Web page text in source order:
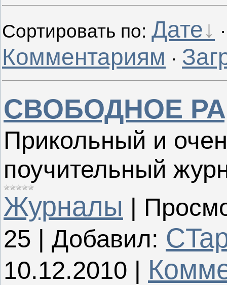
Сортировать по: Дате
Комментариям ·
СВОБОДНОЕ
Прикольный и
поучительный
Журналы |
25 | Добавил:
10.12.2010 |